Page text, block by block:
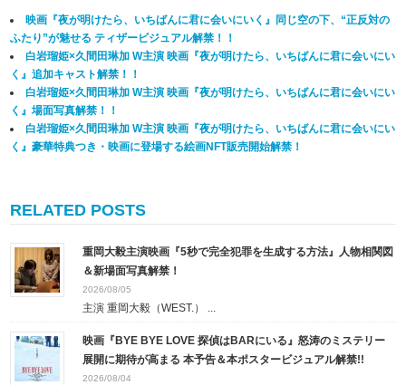
映画『夜が明けたら、いちばんに君に会いにいく』同じ空の下、“正反対の
ふたり”が魅せる ティザービジュアル解禁！！
白岩瑠姫×久間田琳加 W主演 映画『夜が明けたら、いちばんに君に会いにい
く』追加キャスト解禁！！
白岩瑠姫×久間田琳加 W主演 映画『夜が明けたら、いちばんに君に会いにい
く』場面写真解禁！！
白岩瑠姫×久間田琳加 W主演 映画『夜が明けたら、いちばんに君に会いにい
く』豪華特典つき・映画に登場する絵画NFT販売開始解禁！
RELATED POSTS
重岡大毅主演映画『5秒で完全犯罪を生成する方法』人物相関図
＆新場面写真解禁！
2026/08/05
主演 重岡大毅（WEST.） ...
映画『BYE BYE LOVE 探偵はBARにいる』怒涛のミステリー
展開に期待が高まる 本予告＆本ポスタービジュアル解禁!!
2026/08/04